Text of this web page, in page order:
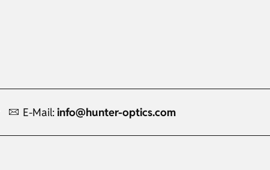
E-Mail: info@hunter-optics.com